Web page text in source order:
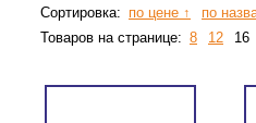
Сортировка: по цене ↑ по
Товаров на странице: 8 12 16